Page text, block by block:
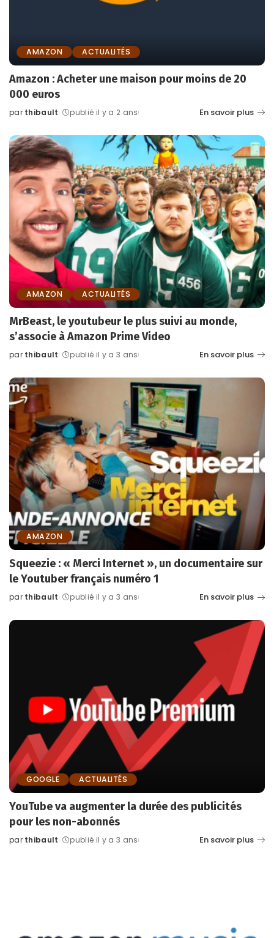
AMAZON ACTUALITÉS
Amazon : Acheter une maison pour moins de 20
000 euros
Posted
par thibault publié il y a 2 ans En savoir plus
AMAZON ACTUALITÉS
MrBeast, le youtubeur le plus suivi au monde,
s’associe à Amazon Prime Video
Posted
par thibault publié il y a 3 ans En savoir plus
AMAZON
Squeezie : « Merci Internet », un documentaire sur
le Youtuber français numéro 1
Posted
par thibault publié il y a 3 ans En savoir plus
GOOGLE ACTUALITÉS
YouTube va augmenter la durée des publicités
pour les non-abonnés
Posted
par thibault publié il y a 3 ans En savoir plus